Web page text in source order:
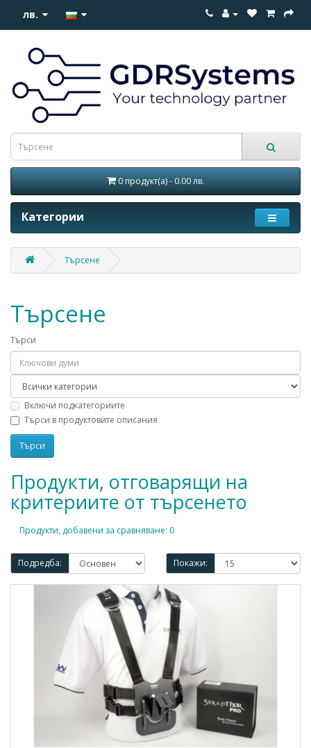
лв.
0 продукт(а) - 0.00 лв.
Категории
Търсене
Търсене
Търси
Включи подкатегориите
Търси в продуктовите описания
Продукти, отговарящи на
критериите от търсенето
Продукти, добавени за сравняване: 0
Подредба: Покажи: